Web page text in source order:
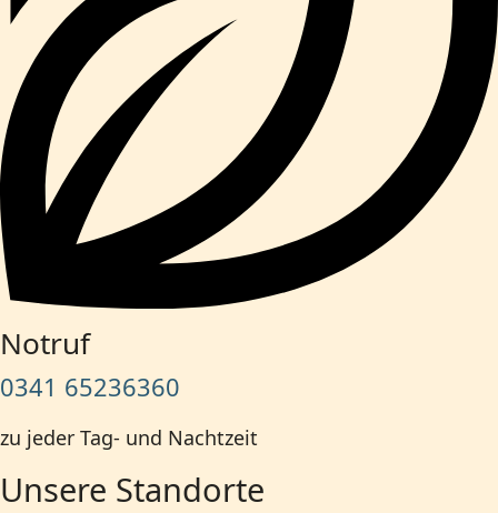
Notruf
0341 65236360
zu jeder Tag- und Nachtzeit
Unsere Standorte